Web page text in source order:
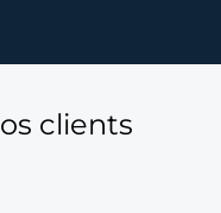
clients